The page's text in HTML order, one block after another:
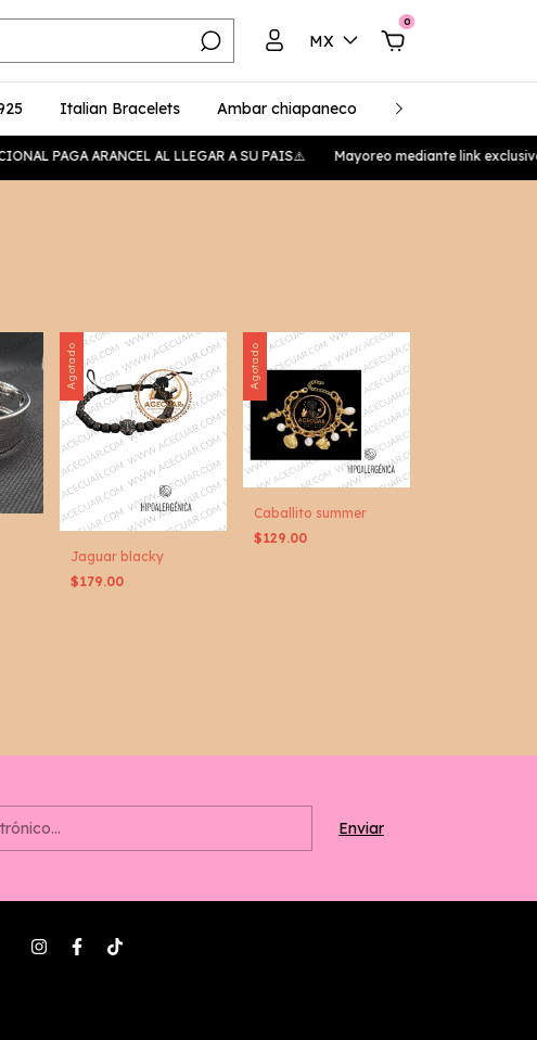
MX
0
Italian Bracelets Ambar chiapaneco Plata 925
PAGA ARANCEL AL LLEGAR A SU PAIS⚠️ Mayoreo mediante link exclusivo
Agotado
Jaguar blacky
$179.00
Agotado
Caballito summer
$129.00